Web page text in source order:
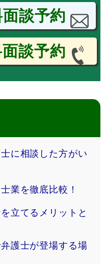
面談予約
談予約
に相談した方がい
業を徹底比較！
立てるメリットと
護士が登場する場